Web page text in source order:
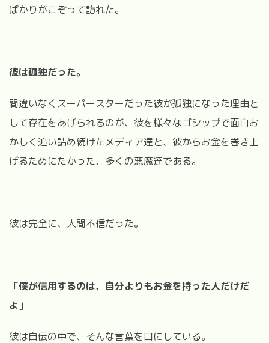
ばかりがこぞって訪れた。
彼は孤独だった。
間違いなくスーパースターだった彼が孤独になった理由と
して存在をあげられるのが、彼を様々なゴシップで面白お
かしく追い詰め続けたメディア達と、彼からお金を巻き上
げるためにたかった、多くの悪魔達である。
彼は完全に、人間不信だった。
「僕が信用するのは、自分よりもお金を持った人だけだ
よ」
彼は自伝の中で、そんな言葉を口にしている。